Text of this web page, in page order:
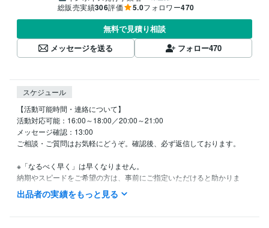
総販売実績306評価 5.0フォロワー470
無料で見積り相談
メッセージを送る
フォロー470
スケジュール
【活動可能時間・連絡について】
活動対応可能：16:00～18:00／20:00～21:00
メッセージ確認：13:00
ご相談・ご質問はお気軽にどうぞ。確認後、必ず返信しております。
※「なるべく早く」は早くなりません。
納期やスピードをご希望の方は、事前にご指定いただけると助かりま
す。
出品者の実績をもっと見る